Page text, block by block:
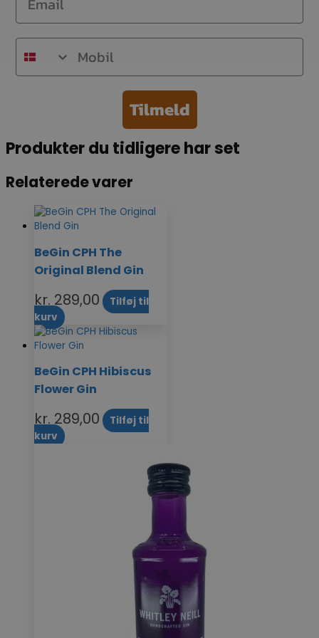
Mobil
Tilmeld
Produkter du tidligere har set
Relaterede varer
BeGin CPH The
Original Blend Gin
kr. 289,00
Tilføj til
kurv
BeGin CPH Hibiscus
Flower Gin
kr. 289,00
Tilføj til
kurv